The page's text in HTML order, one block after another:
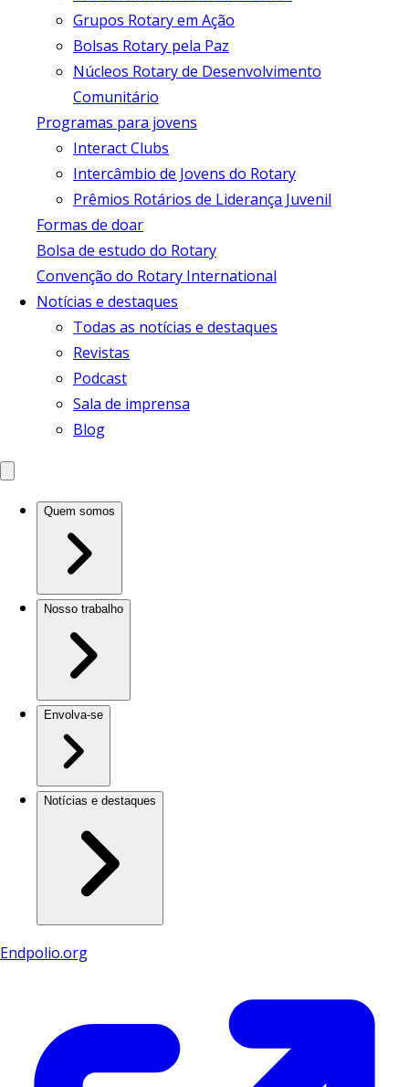
Grupos Rotary em Ação
Bolsas Rotary pela Paz
Núcleos Rotary de Desenvolvimento
Comunitário
Programas para jovens
Interact Clubs
Intercâmbio de Jovens do Rotary
Prêmios Rotários de Liderança Juvenil
Formas de doar
Bolsa de estudo do Rotary
Convenção do Rotary International
Notícias e destaques
Todas as notícias e destaques
Revistas
Podcast
Sala de imprensa
Blog
Quem somos
Nosso trabalho
Envolva-se
Notícias e destaques
Endpolio.org